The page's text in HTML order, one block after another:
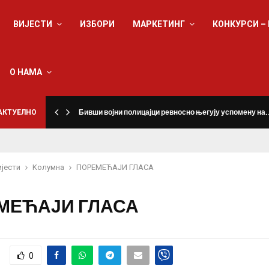
ВИЈЕСТИ ИЗБОРИ МАРКЕТИНГ КОНКУРСИ
О НАМА
Бивши војни полицајци ревносно његују успомену
Kолумнa ПОРЕМЕЋАЈИ ГЛАСА
ГЛАСА
0